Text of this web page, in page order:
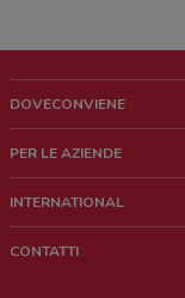
DOVECONVIENE
Chi siamo
Lavora con noi
PER LE AZIENDE
Richieste commerciali e
INTERNATIONAL
CONTATTI